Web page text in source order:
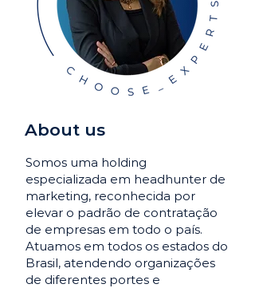
About us
Somos uma holding
especializada em headhunter de
marketing, reconhecida por
elevar o padrão de contratação
de empresas em todo o país.
Atuamos em todos os estados do
Brasil, atendendo organizações
de diferentes portes e